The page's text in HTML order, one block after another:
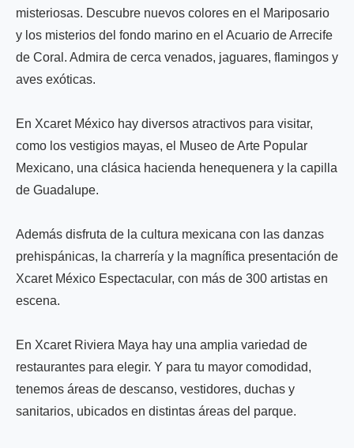
misteriosas. Descubre nuevos colores en el Mariposario
y los misterios del fondo marino en el Acuario de Arrecife
de Coral. Admira de cerca venados, jaguares, flamingos y
aves exóticas.
En Xcaret México hay diversos atractivos para visitar,
como los vestigios mayas, el Museo de Arte Popular
Mexicano, una clásica hacienda henequenera y la capilla
de Guadalupe.
Además disfruta de la cultura mexicana con las danzas
prehispánicas, la charrería y la magnífica presentación de
Xcaret México Espectacular, con más de 300 artistas en
escena.
En Xcaret Riviera Maya hay una amplia variedad de
restaurantes para elegir. Y para tu mayor comodidad,
tenemos áreas de descanso, vestidores, duchas y
sanitarios, ubicados en distintas áreas del parque.